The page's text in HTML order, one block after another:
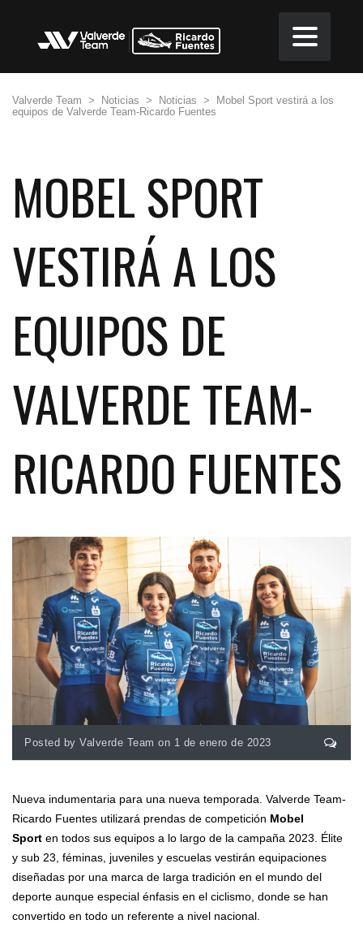
Valverde Team > Noticias > Noticias >
Mobel Sport vestirá a los
equipos de Valverde Team-Ricardo Fuentes
MOBEL SPORT
VESTIRÁ A LOS
EQUIPOS DE
VALVERDE TEAM-
RICARDO FUENTES
Posted by Valverde Team on 1 de enero de 2023
Nueva indumentaria para una nueva temporada. Valverde Team-
Ricardo Fuentes utilizará prendas de competición Mobel
Sport en todos sus equipos a lo largo de la campaña 2023. Élite
y sub 23, féminas, juveniles y escuelas vestirán equipaciones
diseñadas por una marca de larga tradición en el mundo del
deporte aunque especial énfasis en el ciclismo, donde se han
convertido en todo un referente a nivel nacional.